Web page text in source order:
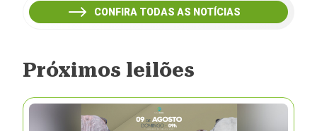
CONFIRA TODAS AS NOTÍCIAS
Próximos leilões